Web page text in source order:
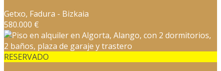
Getxo, Fadura - Bizkaia
580.000 €
RESERVADO